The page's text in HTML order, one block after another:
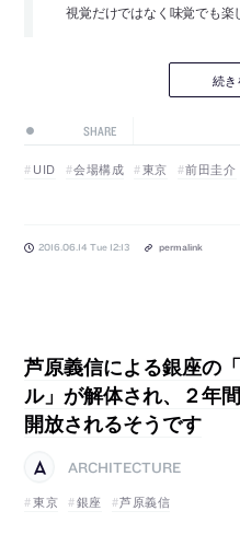
視覚だけではなく味覚でも楽
続き
SHARE
UID 会場構成 東京 前田圭介
2016.06.14 Tue 12:13 permalink
芦原義信による銀座の
ル」が解体され、２年
開放されるそうです
ARCHITECTURE
東京
銀座 芦原義信